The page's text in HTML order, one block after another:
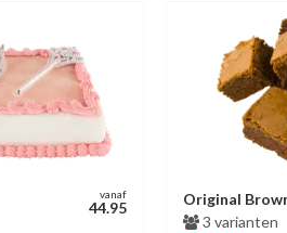
vanaf
44.95
Original
3 varianten